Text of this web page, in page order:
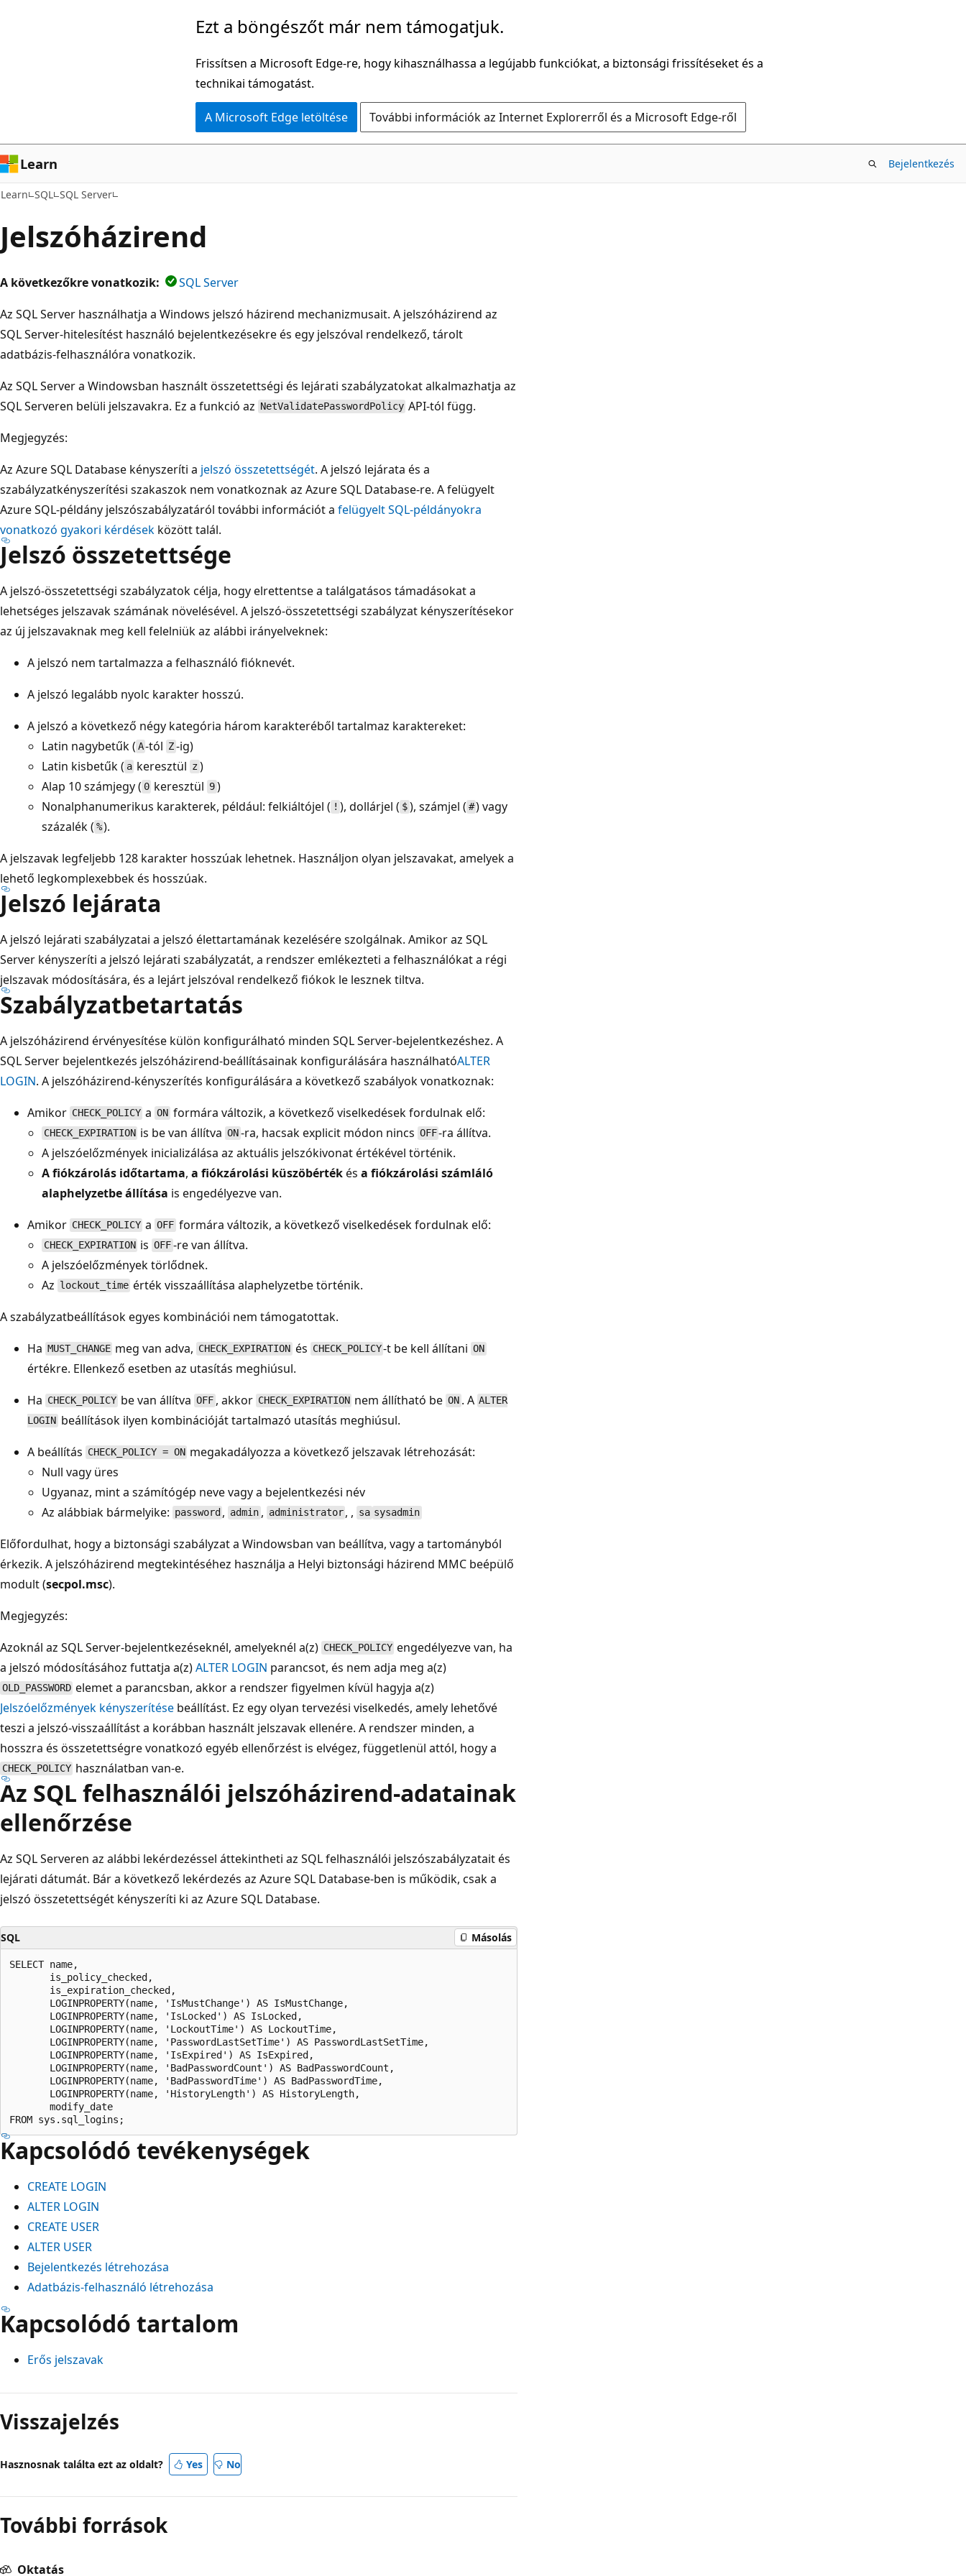
Ezt a böngészőt már nem támogatjuk.
Frissítsen a Microsoft Edge-re, hogy kihasználhassa a legújabb funkciókat, a biztonsági frissítéseket és a
technikai támogatást.
A Microsoft Edge letöltése További információk az Internet Explorerről és a Microsoft Edge-ről
Learn Bejelentkezés
Learn SQL SQL Server
Jelszóházirend
A következőkre vonatkozik:
SQL Server
Az SQL Server használhatja a Windows jelszó házirend mechanizmusait. A jelszóházirend az
SQL Server-hitelesítést használó bejelentkezésekre és egy jelszóval rendelkező, tárolt
adatbázis-felhasználóra vonatkozik.
Az SQL Server a Windowsban használt összetettségi és lejárati szabályzatokat alkalmazhatja az
SQL Serveren belüli jelszavakra. Ez a funkció az NetValidatePasswordPolicy API-tól függ.
Megjegyzés:
Az Azure SQL Database kényszeríti a jelszó összetettségét. A jelszó lejárata és a
szabályzatkényszerítési szakaszok nem vonatkoznak az Azure SQL Database-re. A felügyelt
Azure SQL-példány jelszószabályzatáról további információt a felügyelt SQL-példányokra
vonatkozó gyakori kérdések között talál.
Jelszó összetettsége
A jelszó-összetettségi szabályzatok célja, hogy elrettentse a találgatásos támadásokat a
lehetséges jelszavak számának növelésével. A jelszó-összetettségi szabályzat kényszerítésekor
az új jelszavaknak meg kell felelniük az alábbi irányelveknek:
A jelszó nem tartalmazza a felhasználó fióknevét.
A jelszó legalább nyolc karakter hosszú.
A jelszó a következő négy kategória három karakteréből tartalmaz karaktereket:
Latin nagybetűk ( A-tól Z-ig)
Latin kisbetűk ( a keresztül z)
Alap 10 számjegy ( 0 keresztül 9)
Nonalphanumerikus karakterek, például: felkiáltójel ( ! ), dollárjel ( $), számjel ( #) vagy
százalék ( %).
A jelszavak legfeljebb 128 karakter hosszúak lehetnek. Használjon olyan jelszavakat, amelyek a
lehető legkomplexebbek és hosszúak.
Jelszó lejárata
A jelszó lejárati szabályzatai a jelszó élettartamának kezelésére szolgálnak. Amikor az SQL
Server kényszeríti a jelszó lejárati szabályzatát, a rendszer emlékezteti a felhasználókat a régi
jelszavak módosítására, és a lejárt jelszóval rendelkező fiókok le lesznek tiltva.
Szabályzatbetartatás
A jelszóházirend érvényesítése külön konfigurálható minden SQL Server-bejelentkezéshez. A
SQL Server bejelentkezés jelszóházirend-beállításainak konfigurálására használhatóALTER
LOGIN. A jelszóházirend-kényszerítés konfigurálására a következő szabályok vonatkoznak:
Amikor CHECK_POLICY aONformára változik, a következő viselkedések fordulnak elő:
CHECK_EXPIRATION is be van állítvaON-ra, hacsak explicit módon nincs OFF-ra állítva.
A jelszóelőzmények inicializálása az aktuális jelszókivonat értékével történik.
A fiókzárolás időtartama, a fiókzárolási küszöbértékés a fiókzárolási számláló
alaphelyzetbe állítása is engedélyezve van.
Amikor CHECK_POLICY aOFFformára változik, a következő viselkedések fordulnak elő:
CHECK_EXPIRATION isOFF-re van állítva.
A jelszóelőzmények törlődnek.
Az lockout_time érték visszaállítása alaphelyzetbe történik.
A szabályzatbeállítások egyes kombinációi nem támogatottak.
Ha MUST_CHANGE meg van adva, CHECK_EXPIRATION és CHECK_POLICY-t be kell állítaniON
értékre. Ellenkező esetben az utasítás meghiúsul.
Ha CHECK_POLICY be van állítvaOFF, akkor CHECK_EXPIRATION nem állítható beON. A ALTER
LOGIN beállítások ilyen kombinációját tartalmazó utasítás meghiúsul.
A beállítás CHECK_POLICY = ON megakadályozza a következő jelszavak létrehozását:
Null vagy üres
Ugyanaz, mint a számítógép neve vagy a bejelentkezési név
Az alábbiak bármelyike: password , admin, administrator , , sa sysadmin
Előfordulhat, hogy a biztonsági szabályzat a Windowsban van beállítva, vagy a tartományból
érkezik. A jelszóházirend megtekintéséhez használja a Helyi biztonsági házirend MMC beépülő
modult (secpol.msc).
Megjegyzés:
Azoknál az SQL Server-bejelentkezéseknél, amelyeknél a(z) CHECK_POLICY engedélyezve van, ha
a jelszó módosításához futtatja a(z)ALTER LOGIN parancsot, és nem adja meg a(z)
OLD_PASSWORD elemet a parancsban, akkor a rendszer figyelmen kívül hagyja a(z)
Jelszóelőzmények kényszerítése beállítást. Ez egy olyan tervezési viselkedés, amely lehetővé
teszi a jelszó-visszaállítást a korábban használt jelszavak ellenére. A rendszer minden, a
hosszra és összetettségre vonatkozó egyéb ellenőrzést is elvégez, függetlenül attól, hogy a
CHECK_POLICY használatban van-e.
Az SQL felhasználói jelszóházirend-adatainak
ellenőrzése
Az SQL Serveren az alábbi lekérdezéssel áttekintheti az SQL felhasználói jelszószabályzatait és
lejárati dátumát. Bár a következő lekérdezés az Azure SQL Database-ben is működik, csak a
jelszó összetettségét kényszeríti ki az Azure SQL Database.
SQL Másolás
SELECT name,
       is_policy_checked,
       is_expiration_checked,
       LOGINPROPERTY(name, 'IsMustChange') AS IsMustChange,
       LOGINPROPERTY(name, 'IsLocked') AS IsLocked,
       LOGINPROPERTY(name, 'LockoutTime') AS LockoutTime,
       LOGINPROPERTY(name, 'PasswordLastSetTime') AS PasswordLastSetTime,
       LOGINPROPERTY(name, 'IsExpired') AS IsExpired,
       LOGINPROPERTY(name, 'BadPasswordCount') AS BadPasswordCount,
       LOGINPROPERTY(name, 'BadPasswordTime') AS BadPasswordTime,
       LOGINPROPERTY(name, 'HistoryLength') AS HistoryLength,
       modify_date
Kapcsolódó tevékenységek
CREATE LOGIN
ALTER LOGIN
CREATE USER
ALTER USER
Bejelentkezés létrehozása
Adatbázis-felhasználó létrehozása
Kapcsolódó tartalom
Erős jelszavak
Visszajelzés
Hasznosnak találta ezt az oldalt? Yes No
További források
Oktatás